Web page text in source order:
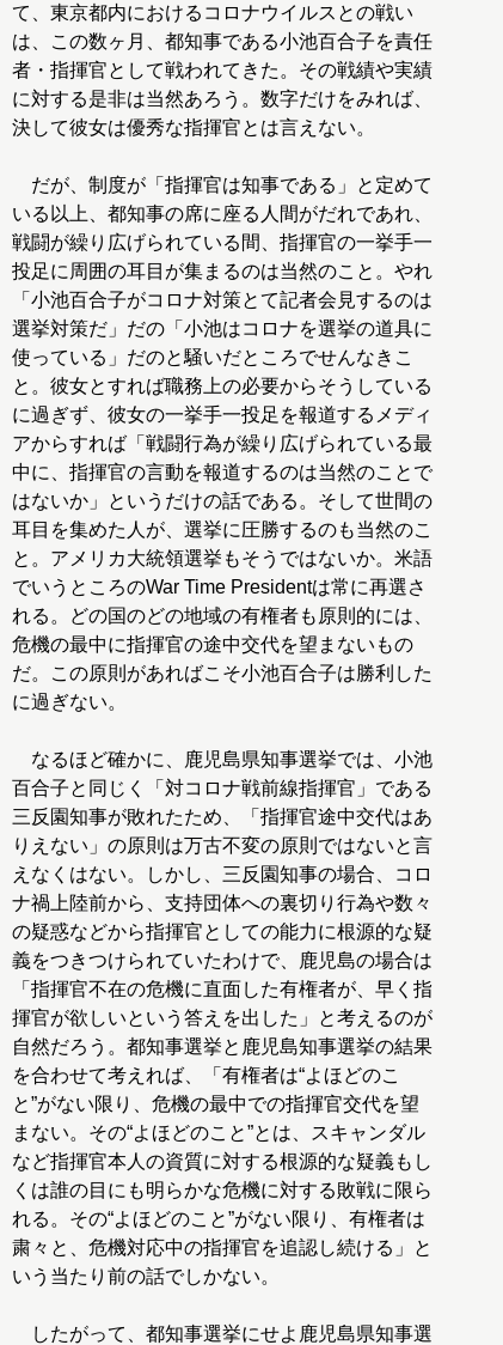
て、東京都内におけるコロナウイルスとの戦い
は、この数ヶ月、都知事である小池百合子を責任
者・指揮官として戦われてきた。その戦績や実績
に対する是非は当然あろう。数字だけをみれば、
決して彼女は優秀な指揮官とは言えない。
だが、制度が「指揮官は知事である」と定めて
いる以上、都知事の席に座る人間がだれであれ、
戦闘が繰り広げられている間、指揮官の一挙手一
投足に周囲の耳目が集まるのは当然のこと。やれ
「小池百合子がコロナ対策とて記者会見するのは
選挙対策だ」だの「小池はコロナを選挙の道具に
使っている」だのと騒いだところでせんなきこ
と。彼女とすれば職務上の必要からそうしている
に過ぎず、彼女の一挙手一投足を報道するメディ
アからすれば「戦闘行為が繰り広げられている最
中に、指揮官の言動を報道するのは当然のことで
はないか」というだけの話である。そして世間の
耳目を集めた人が、選挙に圧勝するのも当然のこ
と。アメリカ大統領選挙もそうではないか。米語
でいうところのWar Time Presidentは常に再選さ
れる。どの国のどの地域の有権者も原則的には、
危機の最中に指揮官の途中交代を望まないもの
だ。この原則があればこそ小池百合子は勝利した
に過ぎない。
なるほど確かに、鹿児島県知事選挙では、小池
百合子と同じく「対コロナ戦前線指揮官」である
三反園知事が敗れたため、「指揮官途中交代はあ
りえない」の原則は万古不変の原則ではないと言
えなくはない。しかし、三反園知事の場合、コロ
ナ禍上陸前から、支持団体への裏切り行為や数々
の疑惑などから指揮官としての能力に根源的な疑
義をつきつけられていたわけで、鹿児島の場合は
「指揮官不在の危機に直面した有権者が、早く指
揮官が欲しいという答えを出した」と考えるのが
自然だろう。都知事選挙と鹿児島知事選挙の結果
を合わせて考えれば、「有権者は“よほどのこ
と”がない限り、危機の最中での指揮官交代を望
まない。その“よほどのこと”とは、スキャンダル
など指揮官本人の資質に対する根源的な疑義もし
くは誰の目にも明らかな危機に対する敗戦に限ら
れる。その“よほどのこと”がない限り、有権者は
粛々と、危機対応中の指揮官を追認し続ける」と
いう当たり前の話でしかない。
したがって、都知事選挙にせよ鹿児島県知事選